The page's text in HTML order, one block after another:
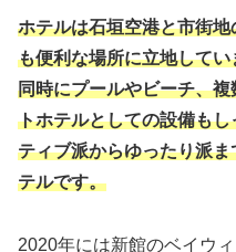
ホテルは石垣空港と市街
も便利な場所に立地してい
同時にプールやビーチ、
トホテルとしての設備も
ティブ派からゆったり派
テルです。
2020年には新館のベイウ